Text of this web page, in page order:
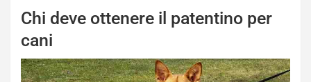
Chi deve ottenere il patentino per
cani